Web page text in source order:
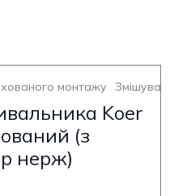
монтажу Змішувач
Koer
(з
нерж)